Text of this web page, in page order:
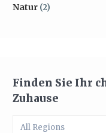
Natur (2)
Finden Sie Ihr
Zuhause
All Regions